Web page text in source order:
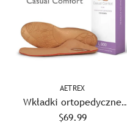
AETREX
Wkładki ortopedyczne
damskie Aetrex L600 Casual
$69.99